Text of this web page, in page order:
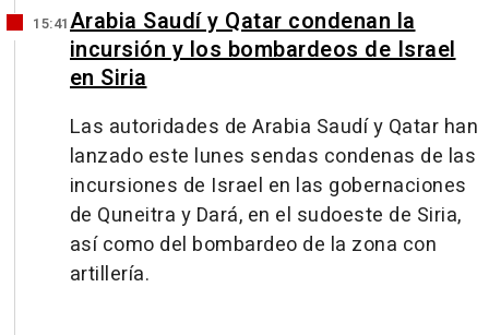
15:41Arabia Saudí y Qatar condenan la
incursión y los bombardeos de Israel
en Siria
Las autoridades de Arabia Saudí y Qatar han
lanzado este lunes sendas condenas de las
incursiones de Israel en las gobernaciones
de Quneitra y Dará, en el sudoeste de Siria,
así como del bombardeo de la zona con
artillería.